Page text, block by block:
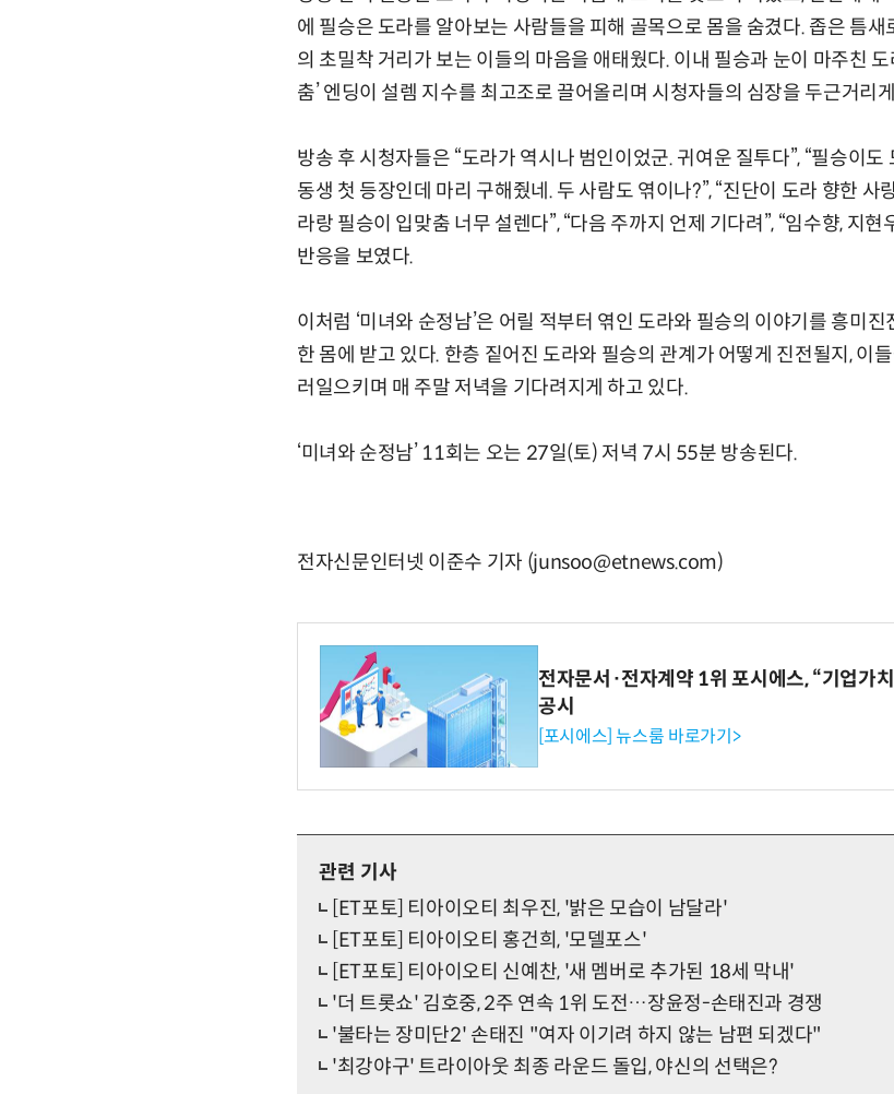
에 필승은 도라를 알아보는 사람들을 피해 골목으로 몸을 숨겼다. 좁은 틈
의 초밀착 거리가 보는 이들의 마음을 애태웠다. 이내 필승과 눈이 마주친
춤’ 엔딩이 설렘 지수를 최고조로 끌어올리며 시청자들의 심장을 두근거리
방송 후 시청자들은 “도라가 역시나 범인이었군. 귀여운 질투다”, “필승이도
동생 첫 등장인데 마리 구해줬네. 두 사람도 엮이나?”, “진단이 도라 향한 사
라랑 필승이 입맞춤 너무 설렌다”, “다음 주까지 언제 기다려”, “임수향, 지
반응을 보였다.
이처럼 ‘미녀와 순정남’은 어릴 적부터 엮인 도라와 필승의 이야기를 흥미
한 몸에 받고 있다. 한층 짙어진 도라와 필승의 관계가 어떻게 진전될지, 이
러일으키며 매 주말 저녁을 기다려지게 하고 있다.
‘미녀와 순정남’ 11회는 오는 27일(토) 저녁 7시 55분 방송된다.
전자신문인터넷 이준수 기자 (junsoo@etnews.com)
전자문서·전자계약 1위 포시에스, “기업가
공시
[포시에스] 뉴스룸 바로가기>
관련 기사
[ET포토] 티아이오티 최우진, '밝은 모습이 남달라'
[ET포토] 티아이오티 홍건희, '모델포스'
[ET포토] 티아이오티 신예찬, '새 멤버로 추가된 18세 막내'
'더 트롯쇼' 김호중, 2주 연속 1위 도전…장윤정-손태진과 경쟁
'불타는 장미단2' 손태진 "여자 이기려 하지 않는 남편 되겠다"
'최강야구' 트라이아웃 최종 라운드 돌입, 야신의 선택은?